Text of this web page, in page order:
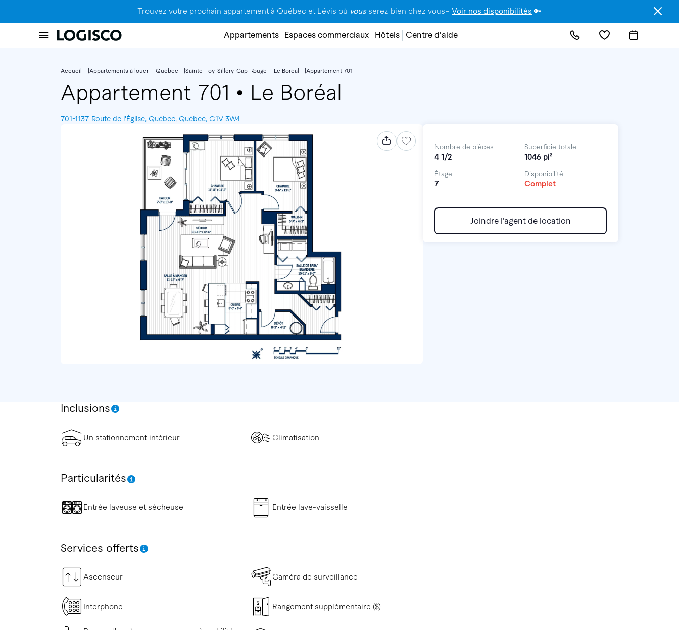
Trouvez votre prochain appartement à Québec et Lévis où vous serez bien chez vous– Voir nos disponibilités 🔑
Appartements Espaces commerciaux Hôtels Centre d'aide
Accueil Appartements à louer Québec Sainte-Foy-Sillery-Cap-Rouge Le Boréal Appartement 701
Appartement 701 • Le Boréal
701-1137 Route de l'Église, Québec, Québec, G1V 3W4
Inclusions
Un stationnement intérieur Climatisation
Particularités
Entrée laveuse et sécheuse Entrée lave-vaisselle
Services offerts
Ascenseur Caméra de surveillance
Interphone Rangement supplémentaire ($)
Nombre de pièces
4 1/2
Superficie totale
1046 pi²
Étage
7
Disponibilité
Complet
Joindre l’agent de location